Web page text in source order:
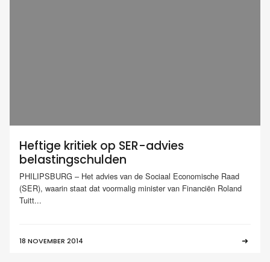
Heftige kritiek op SER-advies
belastingschulden
PHILIPSBURG – Het advies van de Sociaal Economische Raad
(SER), waarin staat dat voormalig minister van Financiën Roland
Tuitt...
18 NOVEMBER 2014